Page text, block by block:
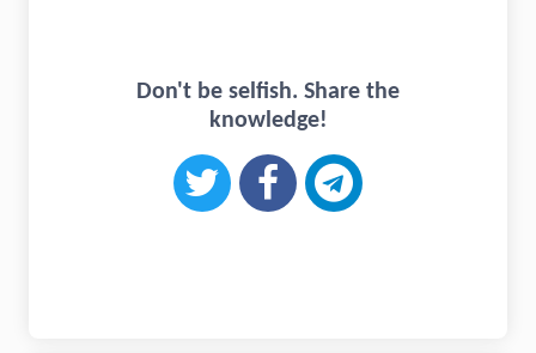
Don't be selfish. Share the
knowledge!